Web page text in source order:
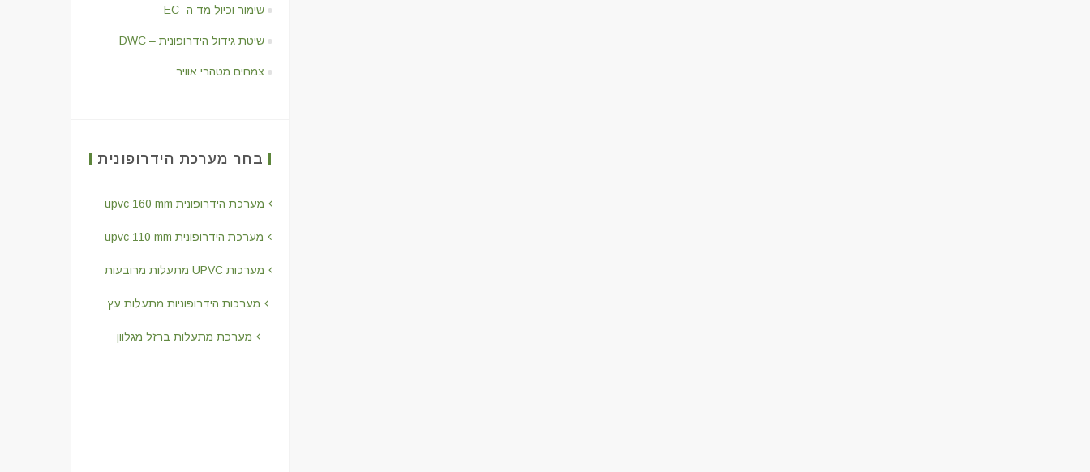
שימור וכיול מד ה- EC
שיטת גידול הידרופונית – DWC
צמחים מטהרי אוויר
בחר מערכת הידרופונית
מערכת הידרופונית upvc 160 mm
מערכת הידרופונית upvc 110 mm
מערכות UPVC מתעלות מרובעות
מערכות הידרופוניות מתעלות עץ
מערכת מתעלות ברזל מגלוון